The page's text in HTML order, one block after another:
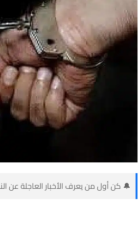
🔔 كن أول من يعرف الأخبار العاجلة عن